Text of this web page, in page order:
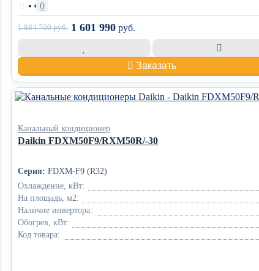
• 0
1 884 700руб. 1 601 990 руб.
Заказать
Канальный кондиционер
Daikin FDXM50F9/RXM50R/-30
Серия: FDXM-F9 (R32)
Охлаждение, кВт:
На площадь, м2:
Наличие инвертора:
Обогрев, кВт:
Код товара: